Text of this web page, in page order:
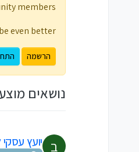
members.
better 💗
הרשמה
נושאים
ב יועץ